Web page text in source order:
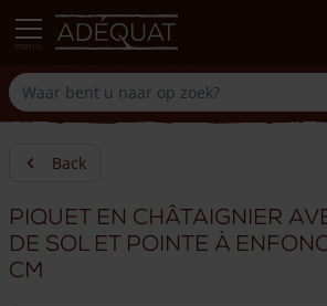
Back
Piquet en châtaignier
de sol et pointe à
cm